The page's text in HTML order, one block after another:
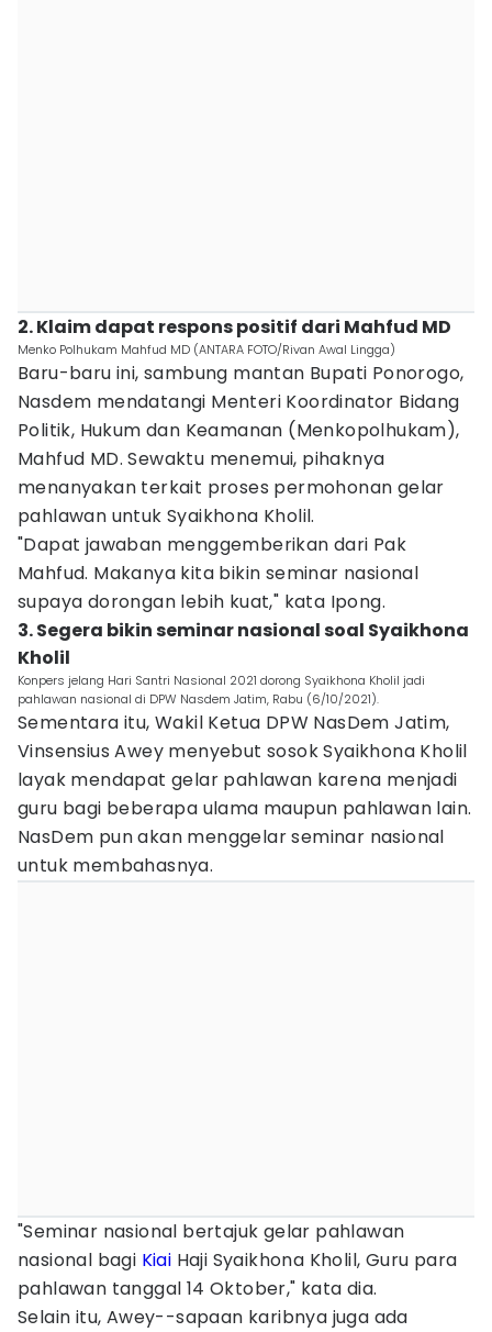
2. Klaim dapat respons positif dari Mahfud MD
Menko Polhukam Mahfud MD (ANTARA FOTO/Rivan Awal Lingga)
Baru-baru ini, sambung mantan Bupati Ponorogo,
Nasdem mendatangi Menteri Koordinator Bidang
Politik, Hukum dan Keamanan (Menkopolhukam),
Mahfud MD. Sewaktu menemui, pihaknya
menanyakan terkait proses permohonan gelar
pahlawan untuk Syaikhona Kholil.
"Dapat jawaban menggemberikan dari Pak
Mahfud. Makanya kita bikin seminar nasional
supaya dorongan lebih kuat," kata Ipong.
3. Segera bikin seminar nasional soal Syaikhona
Kholil
Konpers jelang Hari Santri Nasional 2021 dorong Syaikhona Kholil jadi
pahlawan nasional di DPW Nasdem Jatim, Rabu (6/10/2021).
Sementara itu, Wakil Ketua DPW NasDem Jatim,
Vinsensius Awey menyebut sosok Syaikhona Kholil
layak mendapat gelar pahlawan karena menjadi
guru bagi beberapa ulama maupun pahlawan lain.
NasDem pun akan menggelar seminar nasional
untuk membahasnya.
"Seminar nasional bertajuk gelar pahlawan
nasional bagi Kiai Haji Syaikhona Kholil, Guru para
pahlawan tanggal 14 Oktober," kata dia.
Selain itu, Awey--sapaan karibnya juga ada